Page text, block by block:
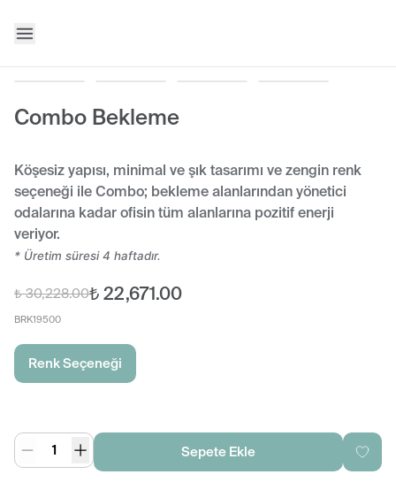
Combo Bekleme
Köşesiz yapısı, minimal ve şık tasarımı ve zengin renk
seçeneği ile Combo; bekleme alanlarından yönetici
odalarına kadar ofisin tüm alanlarına pozitif enerji
veriyor.
* Üretim süresi 4 haftadır.
₺ 30,228.00₺ 22,671.00
BRK19500
Renk Seçeneği
Sepete Ekle